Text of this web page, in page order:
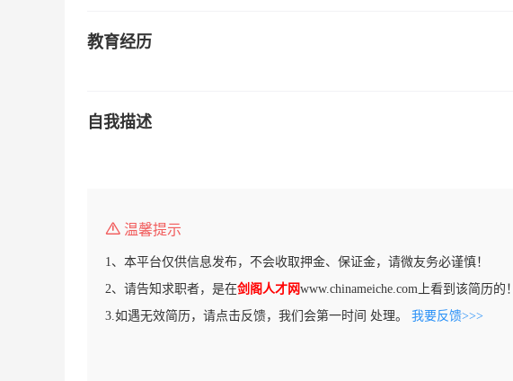
教育经历
自我描述
温馨提示
1、本平台仅供信息发布，不会收取押金、保证金，请微友务必谨慎！
2、请告知求职者，是在剑阁人才网www.chinameiche.com上看到该简历的！
3.如遇无效简历，请点击反馈，我们会第一时间 处理。 我要反馈>>>